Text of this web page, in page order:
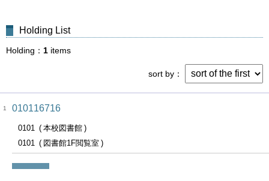
Holding List
Holding 1 items
sort by
1 010116716
0101
本校図書館
0101
図書館1F閲覧室